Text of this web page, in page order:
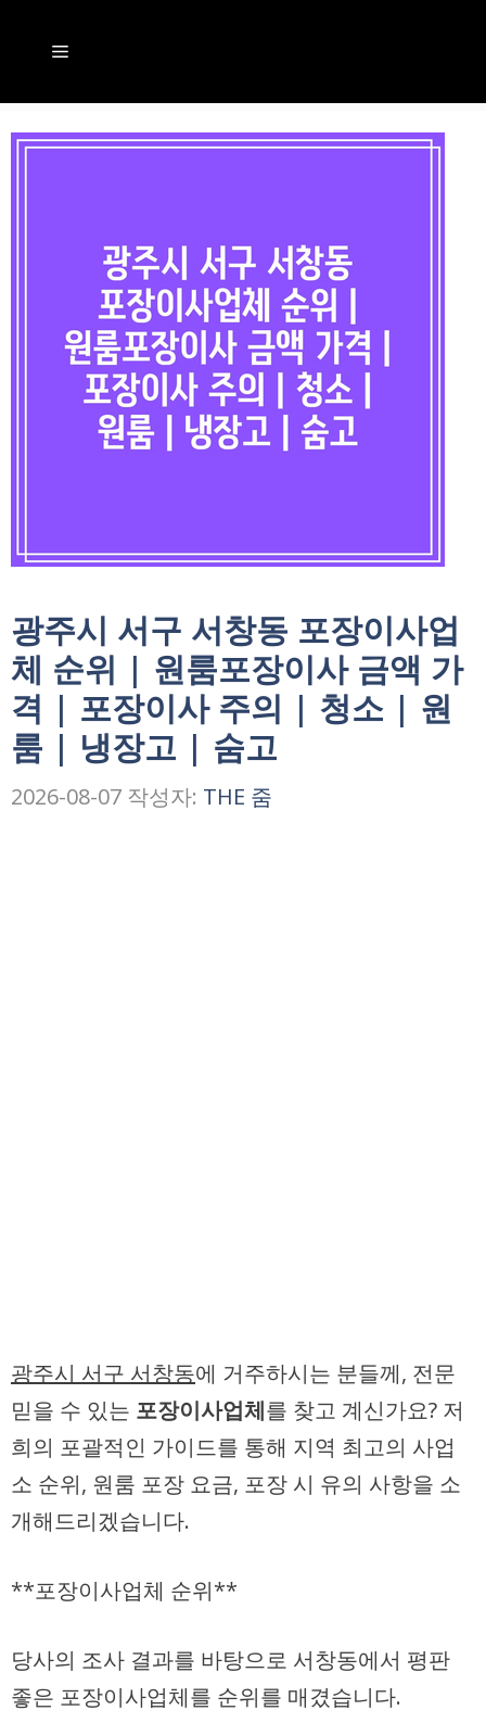
로
메
뉴
광주시 서구 서창동 포장이사업
체 순위 | 원룸포장이사 금액 가
격 | 포장이사 주의 | 청소 | 원
룸 | 냉장고 | 숨고
2026-08-07 작성자: THE 줌
광주시 서구 서창동에 거주하시는 분들께, 전문
믿을 수 있는 포장이사업체를 찾고 계신가요? 저
희의 포괄적인 가이드를 통해 지역 최고의 사업
소 순위, 원룸 포장 요금, 포장 시 유의 사항을 소
개해드리겠습니다.
**포장이사업체 순위**
당사의 조사 결과를 바탕으로 서창동에서 평판
좋은 포장이사업체를 순위를 매겼습니다.